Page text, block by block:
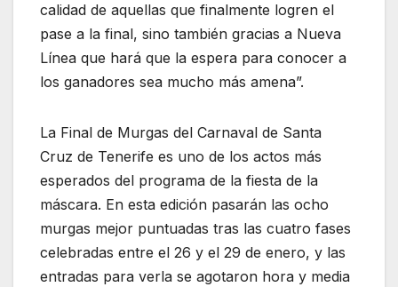
calidad de aquellas que finalmente logren el
pase a la final, sino también gracias a Nueva
Línea que hará que la espera para conocer a
los ganadores sea mucho más amena”.
La Final de Murgas del Carnaval de Santa
Cruz de Tenerife es uno de los actos más
esperados del programa de la fiesta de la
máscara. En esta edición pasarán las ocho
murgas mejor puntuadas tras las cuatro fases
celebradas entre el 26 y el 29 de enero, y las
entradas para verla se agotaron hora y media